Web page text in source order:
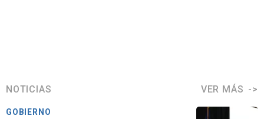
NOTICIAS VER MÁS
GOBIERNO